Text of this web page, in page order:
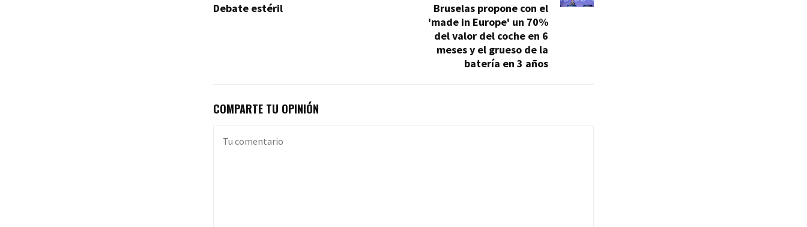
Debate estéril
Bruselas propone con el
'made in Europe' un 70%
del valor del coche en 6
meses y el grueso de la
batería en 3 años
COMPARTE TU OPINIÓN